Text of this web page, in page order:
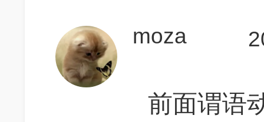
moza
前面谓语